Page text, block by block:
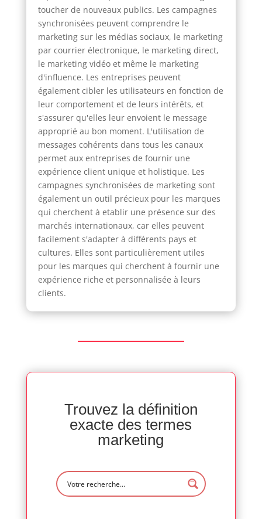
toucher de nouveaux publics. Les campagnes
synchronisées peuvent comprendre le
marketing sur les médias sociaux, le marketing
par courrier électronique, le marketing direct,
le marketing vidéo et même le marketing
d'influence. Les entreprises peuvent
également cibler les utilisateurs en fonction de
leur comportement et de leurs intérêts, et
s'assurer qu'elles leur envoient le message
approprié au bon moment. L'utilisation de
messages cohérents dans tous les canaux
permet aux entreprises de fournir une
expérience client unique et holistique. Les
campagnes synchronisées de marketing sont
également un outil précieux pour les marques
qui cherchent à etablir une présence sur des
marchés internationaux, car elles peuvent
facilement s'adapter à différents pays et
cultures. Elles sont particulièrement utiles
pour les marques qui cherchent à fournir une
expérience riche et personnalisée à leurs
clients.
Trouvez la définition
exacte des termes
marketing